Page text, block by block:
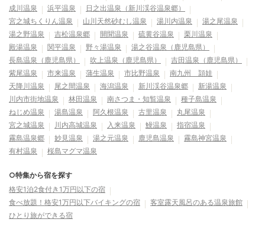
成川温泉
浜平温泉
日之出温泉（新川渓谷温泉郷）
宮之城ちくりん温泉
山川天然砂むし温泉 湯川内温泉
湯之尾温泉
湯之野温泉
吉松温泉郷 開聞温泉 硫黄谷温泉
栗川温泉
殿湯温泉
関平温泉 野々湯温泉
湯之谷温泉（鹿児島県）
長島温泉（鹿児島県）
吹上温泉（鹿児島県）
吉田温泉（鹿児島県）
紫尾温泉
市来温泉 蒲生温泉 市比野温泉
南九州 頴娃
天降川温泉
尾之間温泉 海潟温泉 新川渓谷温泉郷
新湯温泉
川内市街地温泉
林田温泉 南さつま・知覧温泉
種子島温泉
ねじめ温泉
湯島温泉 阿久根温泉 古里温泉
丸尾温泉
宮之城温泉
川内高城温泉 入来温泉 鰻温泉
指宿温泉
霧島温泉郷
妙見温泉 湯之元温泉 鹿児島温泉
霧島神宮温泉
有村温泉
桜島マグマ温泉
○特集から宿を探す
格安1泊2食付き1万円以下の宿
食べ放題！格安1万円以下バイキングの宿
客室露天風呂のある温泉旅館
ひとり旅ができる宿